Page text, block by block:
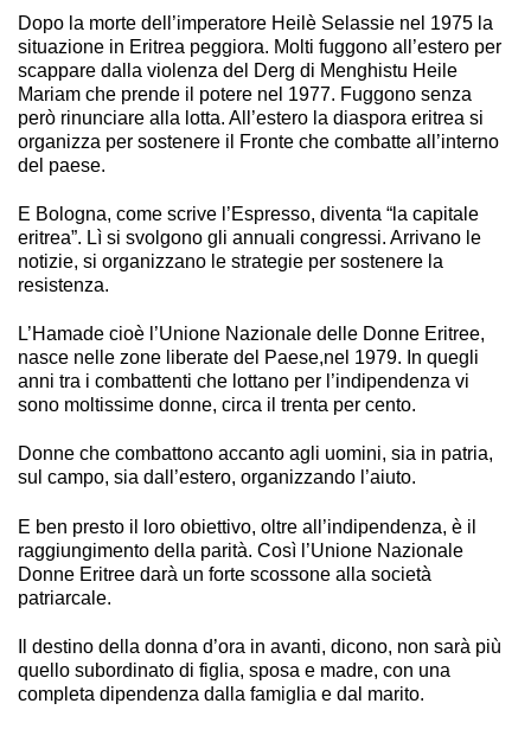
Dopo la morte dell’imperatore Heilè Selassie nel 1975 la
situazione in Eritrea peggiora. Molti fuggono all’estero per
scappare dalla violenza del Derg di Menghistu Heile
Mariam che prende il potere nel 1977. Fuggono senza
però rinunciare alla lotta. All’estero la diaspora eritrea si
organizza per sostenere il Fronte che combatte all’interno
del paese.
E Bologna, come scrive l’Espresso, diventa “la capitale
eritrea”. Lì si svolgono gli annuali congressi. Arrivano le
notizie, si organizzano le strategie per sostenere la
resistenza.
L’Hamade cioè l’Unione Nazionale delle Donne Eritree,
nasce nelle zone liberate del Paese,nel 1979. In quegli
anni tra i combattenti che lottano per l’indipendenza vi
sono moltissime donne, circa il trenta per cento.
Donne che combattono accanto agli uomini, sia in patria,
sul campo, sia dall’estero, organizzando l’aiuto.
E ben presto il loro obiettivo, oltre all’indipendenza, è il
raggiungimento della parità. Così l’Unione Nazionale
Donne Eritree darà un forte scossone alla società
patriarcale.
Il destino della donna d’ora in avanti, dicono, non sarà più
quello subordinato di figlia, sposa e madre, con una
completa dipendenza dalla famiglia e dal marito.